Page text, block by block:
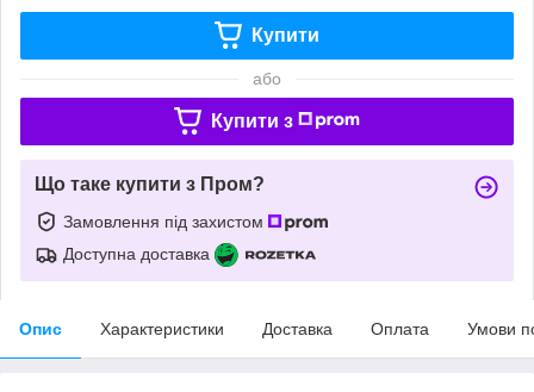
Купити
або
Купити з
Що таке купити з Пром?
Замовлення під захистом
Доступна доставка
Опис Характеристики Доставка Оплата Умови